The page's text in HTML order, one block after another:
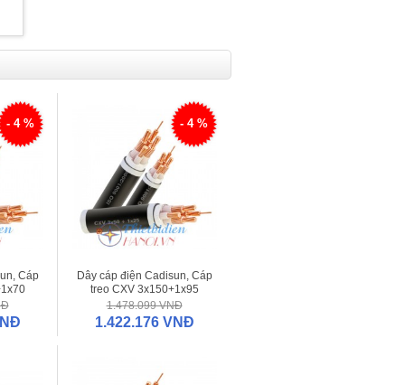
- 4 %
Cáp
- 4 %
Dây cáp điện Cadisun, Cáp
treo CXV 3x150+1x95
1.478.099 VNĐ
1.422.176 VNĐ